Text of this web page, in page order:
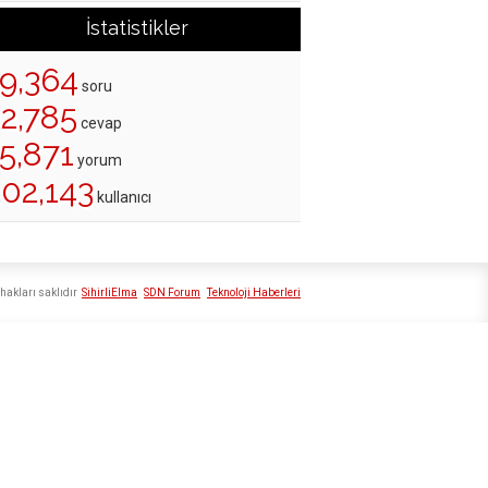
İstatistikler
soru
cevap
yorum
kullanıcı
SihirliElma SDN Forum Teknoloji Haberleri
saklıdır